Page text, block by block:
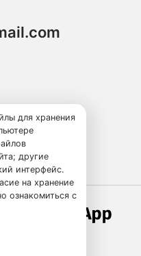
для хранения
другие
интерфейс.
на хранение
ознакомиться с